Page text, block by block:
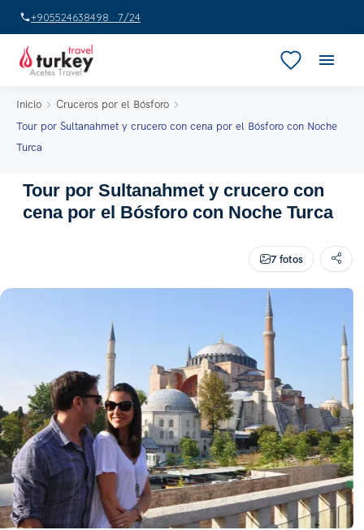
+905524638498 · 7/24
Inicio
Cruceros por el Bósforo
Tour por Sultanahmet y crucero con cena por el Bósforo con Noche
Turca
Tour por Sultanahmet y crucero con
cena por el Bósforo con Noche Turca
7 fotos